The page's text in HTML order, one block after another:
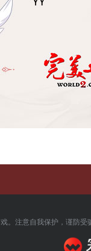
。注意自我保护，谨防受